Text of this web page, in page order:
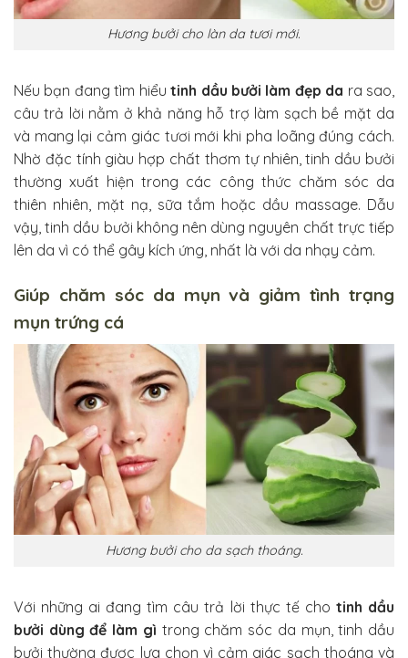
Hương bưởi cho làn da tươi mới.
Nếu bạn đang tìm hiểutinh dầu bưởi làm đẹp da ra sao,
câu trả lời nằm ở khả năng hỗ trợ làm sạch bề mặt da
và mang lại cảm giác tươi mới khi pha loãng đúng cách.
Nhờ đặc tính giàu hợp chất thơm tự nhiên, tinh dầu bưởi
thường xuất hiện trong các công thức chăm sóc da
thiên nhiên, mặt nạ, sữa tắm hoặc dầu massage. Dẫu
vậy, tinh dầu bưởi không nên dùng nguyên chất trực tiếp
lên da vì có thể gây kích ứng, nhất là với da nhạy cảm.
Giúp chăm sóc da mụn và giảm tình trạng
mụn trứng cá
Hương bưởi cho da sạch thoáng.
Với những ai đang tìm câu trả lời thực tế cho tinh dầu
bưởi dùng để làm gì trong chăm sóc da mụn, tinh dầu
bưởi thường được lựa chọn vì cảm giác sạch thoáng và